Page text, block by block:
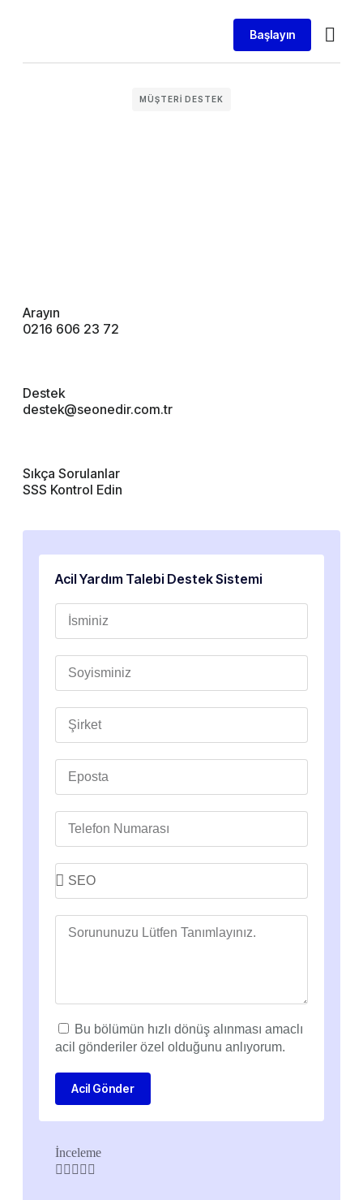
Başlayın
MÜŞTERI DESTEK
Arayın
0216 606 23 72
Destek
destek@seonedir.com.tr
Sıkça Sorulanlar
SSS Kontrol Edin
Acil Yardım Talebi Destek Sistemi
Bu bölümün hızlı dönüş alınması amaclı
acil gönderiler özel olduğunu anlıyorum.
Acil Gönder
İnceleme
    